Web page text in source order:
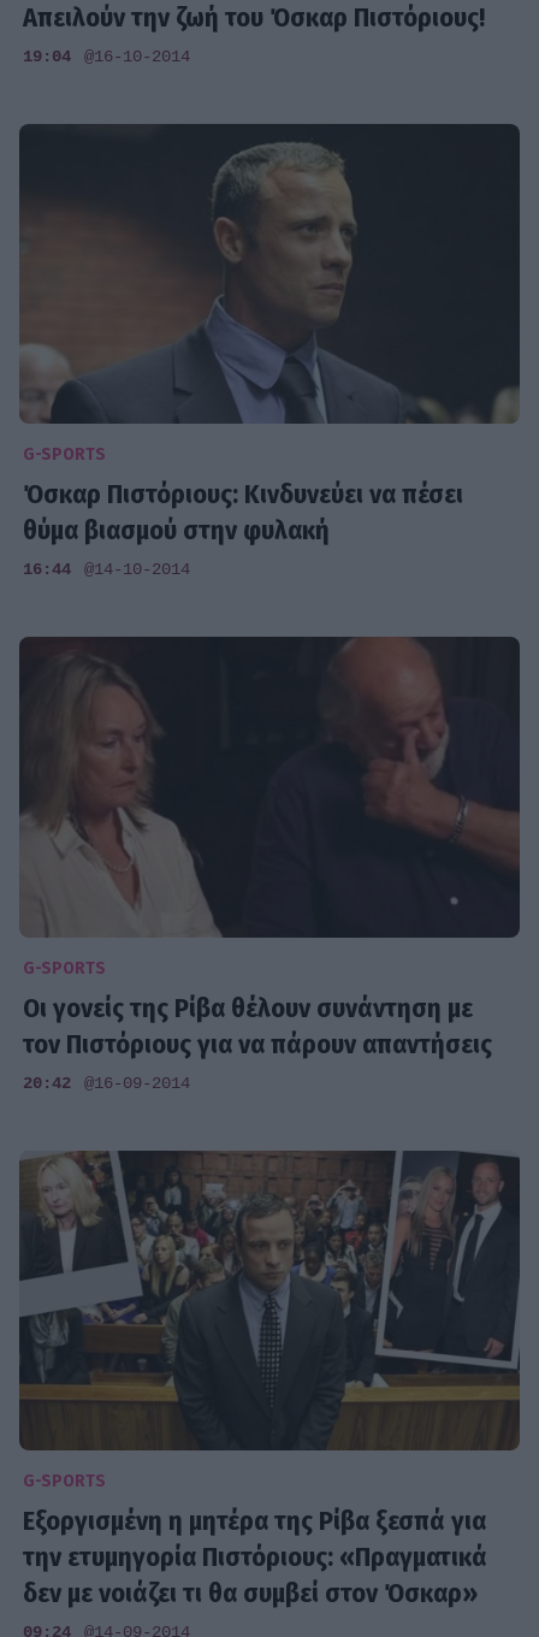
Απειλούν την ζωή του Όσκαρ Πιστόριους!
19:04 @16-10-2014
G-SPORTS
Όσκαρ Πιστόριους: Κινδυνεύει να πέσει
θύμα βιασμού στην φυλακή
16:44 @14-10-2014
G-SPORTS
Οι γονείς της Ρίβα θέλουν συνάντηση με
τον Πιστόριους για να πάρουν απαντήσεις
20:42 @16-09-2014
G-SPORTS
Εξοργισμένη η μητέρα της Ρίβα ξεσπά για
την ετυμηγορία Πιστόριους: «Πραγματικά
δεν με νοιάζει τι θα συμβεί στον Όσκαρ»
09:24 @14-09-2014